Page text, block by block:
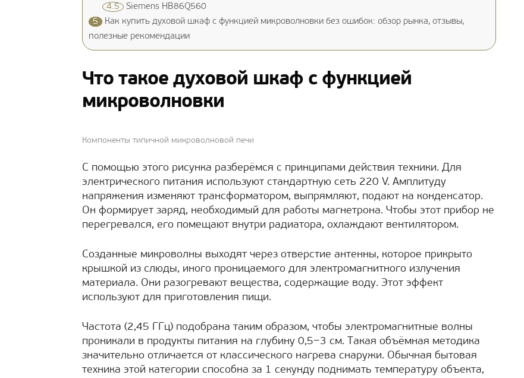
4.5 Siemens HB86Q560
5
Как купить духовой шкаф с функцией микроволновки без ошибок: обзор рынка, отзывы,
полезные рекомендации
Что такое духовой шкаф с функцией
микроволновки
Компоненты типичной микроволновой печи
С помощью этого рисунка разберёмся с принципами действия техники. Для
электрического питания используют стандартную сеть 220 V. Амплитуду
напряжения изменяют трансформатором, выпрямляют, подают на конденсатор.
Он формирует заряд, необходимый для работы магнетрона. Чтобы этот прибор не
перегревался, его помещают внутри радиатора, охлаждают вентилятором.
Созданные микроволны выходят через отверстие антенны, которое прикрыто
крышкой из слюды, иного проницаемого для электромагнитного излучения
материала. Они разогревают вещества, содержащие воду. Этот эффект
используют для приготовления пищи.
Частота (2,45 ГГц) подобрана таким образом, чтобы электромагнитные волны
проникали в продукты питания на глубину 0,5−3 см. Такая объёмная методика
значительно отличается от классического нагрева снаружи. Обычная бытовая
техника этой категории способна за 1 секунду поднимать температуру объекта,